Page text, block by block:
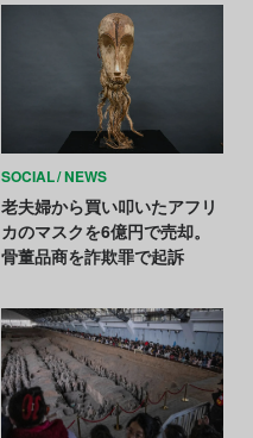
SOCIAL NEWS
老夫婦から買い叩いたアフリ
カのマスクを6億円で売却。
骨董品商を詐欺罪で起訴